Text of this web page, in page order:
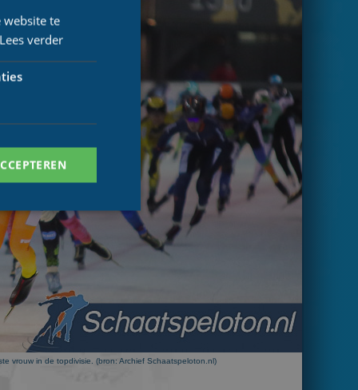
vrouw in de topdivisie. (bron: Archief Schaatspeloton.nl)
website te
Lees verder
cookies kunnen
Analytics -
used
unique users by